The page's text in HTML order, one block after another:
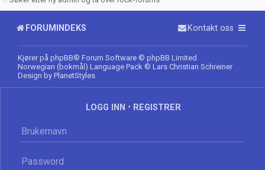
FORUMINDEKS Kontakt oss
Kjører på phpBB® Forum Software © phpBB Limited
Norwegian (bokmål) Language Pack © Lars Christian Schreiner
Design by PlanetStyles
LOGG INN • REGISTRER